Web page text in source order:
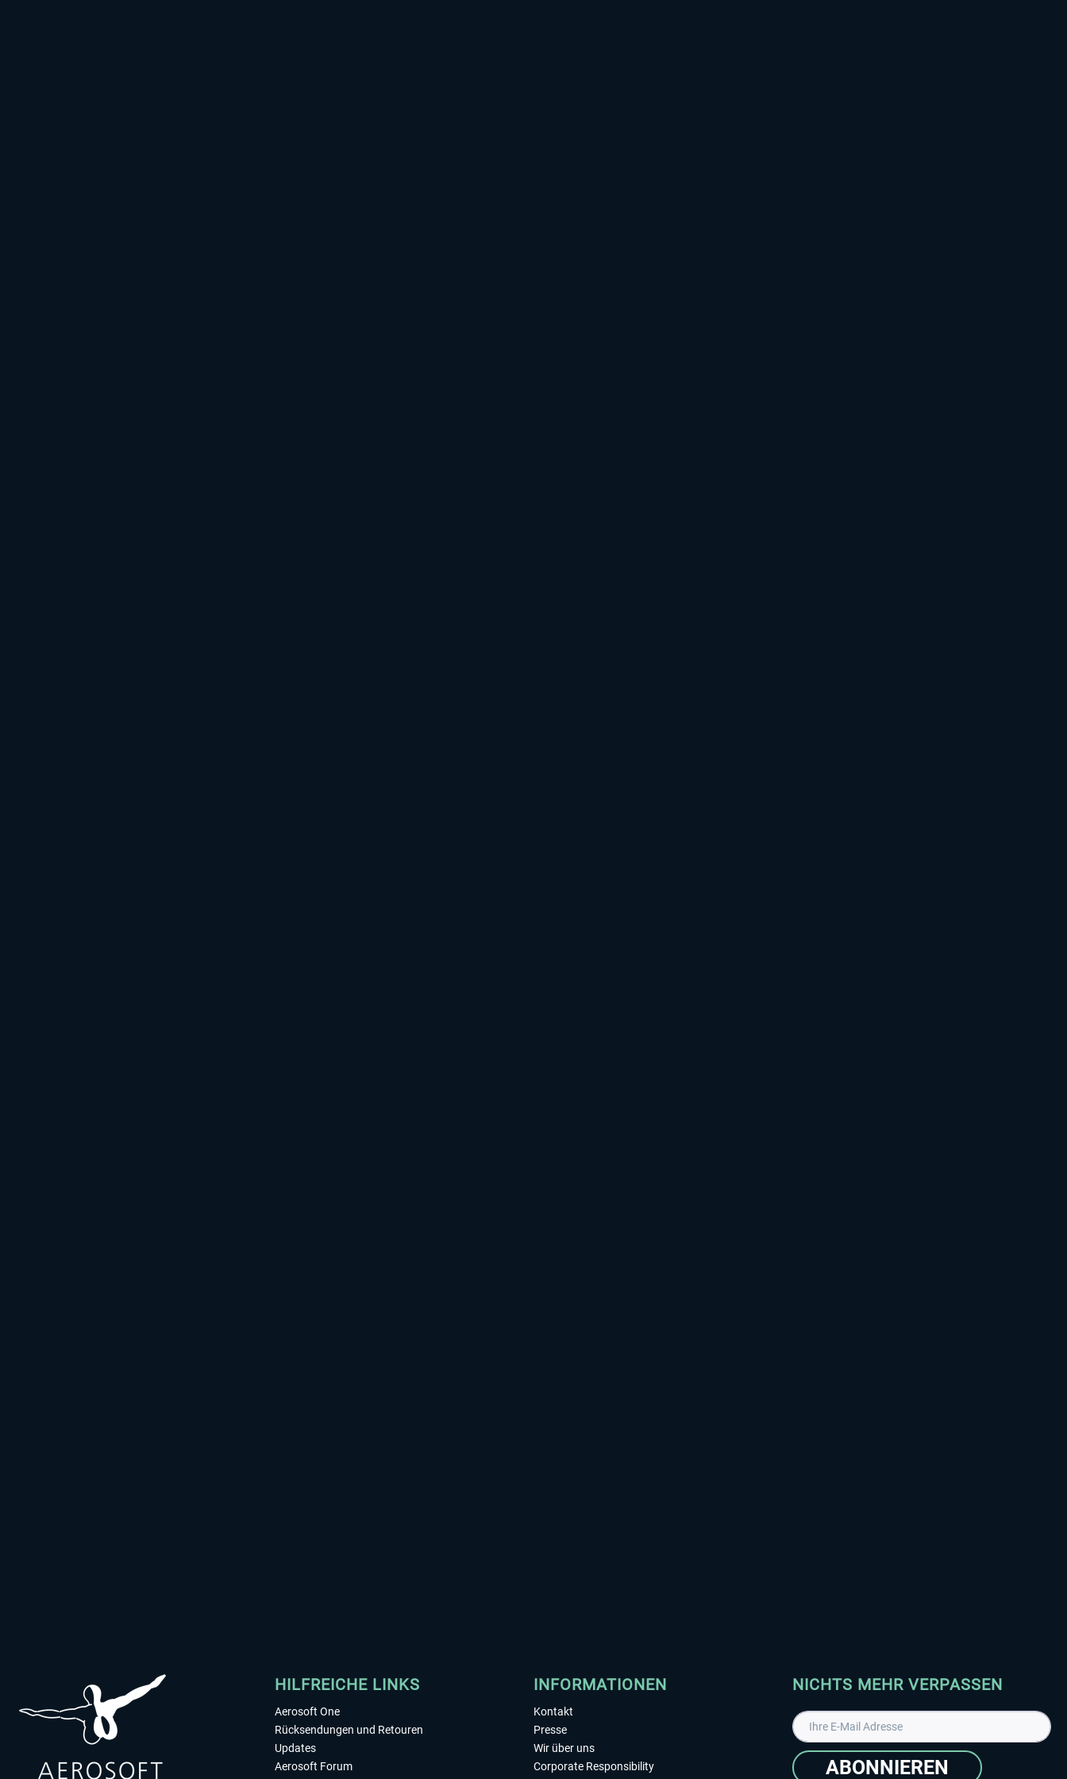
HILFREICHE LINKS
Aerosoft One
Rücksendungen und Retouren
Updates
Aerosoft Forum
INFORMATIONEN
Kontakt
Presse
Wir über uns
Corporate Responsibility
NICHTS MEHR VERPASSEN
ABONNIEREN